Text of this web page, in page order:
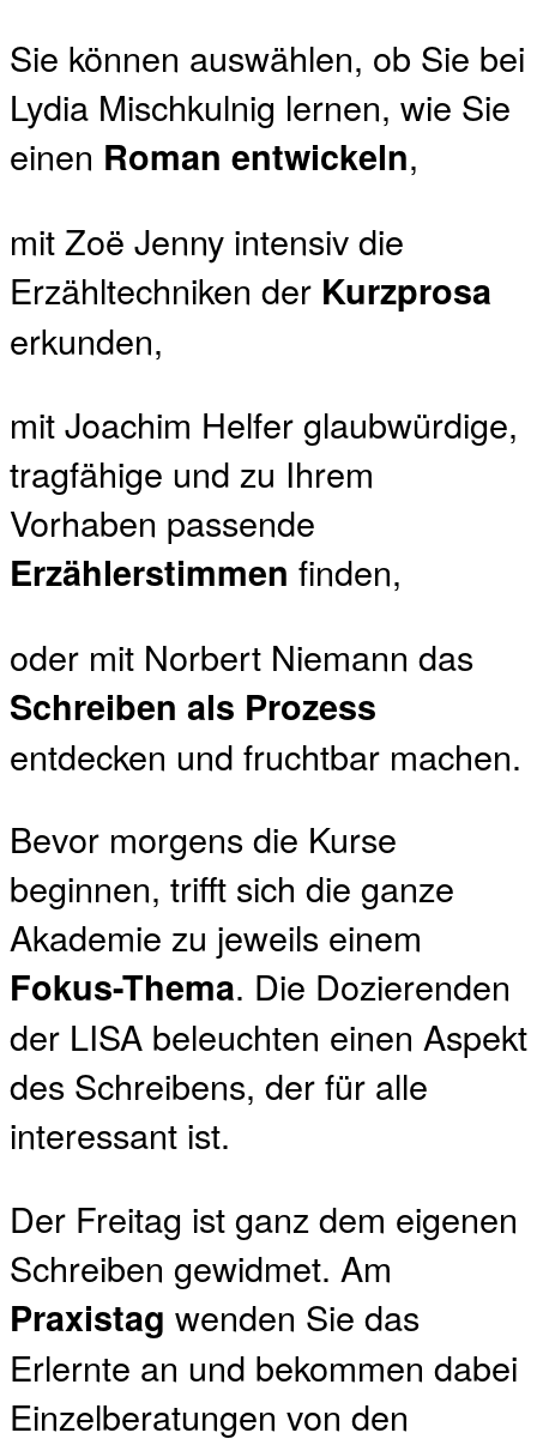
Sie können auswählen, ob Sie bei
Lydia Mischkulnig lernen, wie Sie
einen Roman entwickeln,
mit Zoë Jenny intensiv die
Erzähltechniken der Kurzprosa
erkunden,
mit Joachim Helfer glaubwürdige,
tragfähige und zu Ihrem
Vorhaben passende
Erzählerstimmen finden,
oder mit Norbert Niemann das
Schreiben als Prozess
entdecken und fruchtbar machen.
Bevor morgens die Kurse
beginnen, trifft sich die ganze
Akademie zu jeweils einem
Fokus-Thema. Die Dozierenden
der LISA beleuchten einen Aspekt
des Schreibens, der für alle
interessant ist.
Der Freitag ist ganz dem eigenen
Schreiben gewidmet. Am
Praxistag wenden Sie das
Erlernte an und bekommen dabei
Einzelberatungen von den